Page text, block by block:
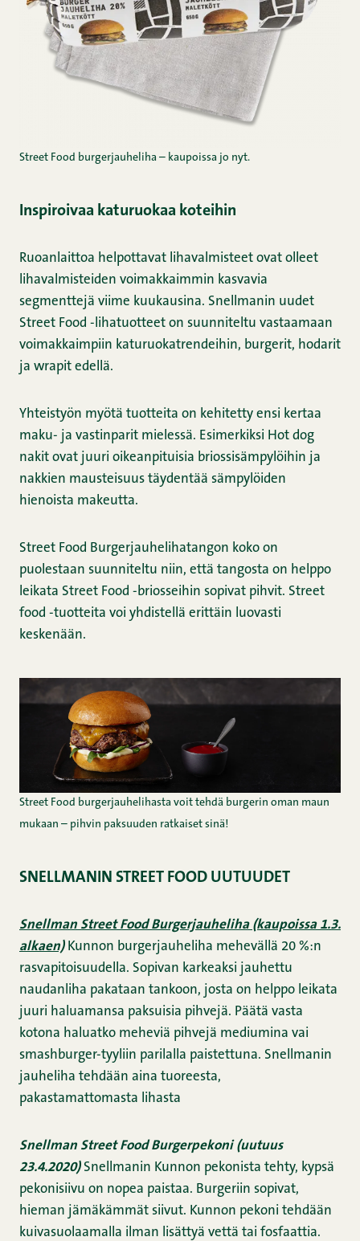
Street Food burgerjauheliha – kaupoissa jo nyt.
Inspiroivaa katuruokaa koteihin
Ruoanlaittoa helpottavat lihavalmisteet ovat olleet
lihavalmisteiden voimakkaimmin kasvavia
segmenttejä viime kuukausina. Snellmanin uudet
Street Food -lihatuotteet on suunniteltu vastaamaan
voimakkaimpiin katuruokatrendeihin, burgerit, hodarit
ja wrapit edellä.
Yhteistyön myötä tuotteita on kehitetty ensi kertaa
maku- ja vastinparit mielessä. Esimerkiksi Hot dog
nakit ovat juuri oikeanpituisia briossisämpylöihin ja
nakkien mausteisuus täydentää sämpylöiden
hienoista makeutta.
Street Food Burgerjauhelihatangon koko on
puolestaan suunniteltu niin, että tangosta on helppo
leikata Street Food -briosseihin sopivat pihvit. Street
food -tuotteita voi yhdistellä erittäin luovasti
keskenään.
Street Food burgerjauhelihasta voit tehdä burgerin oman maun
mukaan – pihvin paksuuden ratkaiset sinä!
SNELLMANIN STREET FOOD UUTUUDET
Snellman Street Food Burgerjauheliha (kaupoissa 1.3.
alkaen)Kunnon burgerjauheliha mehevällä 20 %:n
rasvapitoisuudella. Sopivan karkeaksi jauhettu
naudanliha pakataan tankoon, josta on helppo leikata
juuri haluamansa paksuisia pihvejä. Päätä vasta
kotona haluatko meheviä pihvejä mediumina vai
smashburger-tyyliin parilalla paistettuna. Snellmanin
jauheliha tehdään aina tuoreesta,
pakastamattomasta lihasta
Snellman Street Food Burgerpekoni (uutuus
23.4.2020)Snellmanin Kunnon pekonista tehty, kypsä
pekonisiivu on nopea paistaa. Burgeriin sopivat,
hieman jämäkämmät siivut. Kunnon pekoni tehdään
kuivasuolaamalla ilman lisättyä vettä tai fosfaattia.